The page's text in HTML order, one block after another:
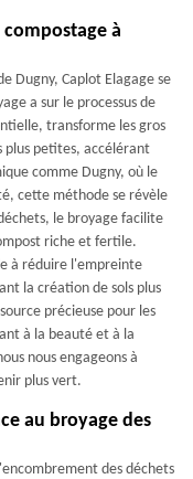
à
Dugny, Caplot Elagage se
a sur le processus de
transforme les gros
plus petites, accélérant
comme Dugny, où le
cette méthode se révèle
le broyage facilite
riche et fertile.
à réduire l'empreinte
la création de sols plus
précieuse pour les
à la beauté et à la
nous engageons à
plus vert.
au broyage des
des déchets